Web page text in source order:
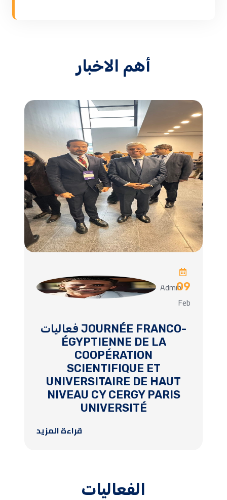
أهم الاخبار
Admin09
Feb
فعاليات JOURNÉE FRANCO-
ÉGYPTIENNE DE LA
COOPÉRATION
SCIENTIFIQUE ET
UNIVERSITAIRE DE HAUT
NIVEAU CY CERGY PARIS
UNIVERSITÉ
قراءة المزيد
الفعاليات